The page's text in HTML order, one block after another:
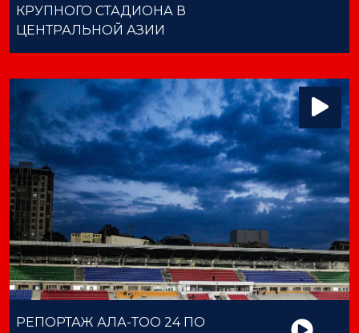
КРУПНОГО СТАДИОНА В
ЦЕНТРАЛЬНОЙ АЗИИ
РЕПОРТАЖ АЛА-ТОО 24 ПО